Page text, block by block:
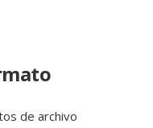
de archivo